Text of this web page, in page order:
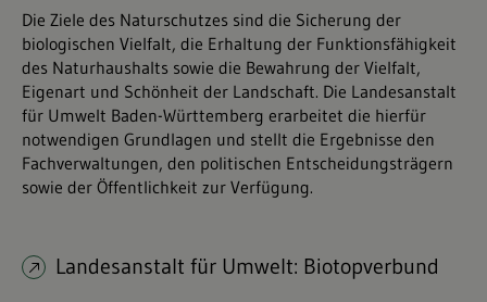
Die Ziele des Naturschutzes sind die Sicherung der
biologischen Vielfalt, die Erhaltung der Funktionsfähigkeit
des Naturhaushalts sowie die Bewahrung der Vielfalt,
Eigenart und Schönheit der Landschaft. Die Landesanstalt
für Umwelt Baden-Württemberg erarbeitet die hierfür
notwendigen Grundlagen und stellt die Ergebnisse den
Fachverwaltungen, den politischen Entscheidungsträgern
sowie der Öffentlichkeit zur Verfügung.
Landesanstalt für Umwelt: Biotopverbund